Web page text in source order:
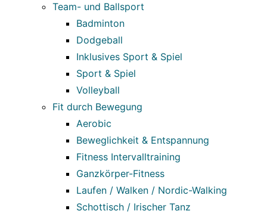
Team- und Ballsport
Badminton
Dodgeball
Inklusives Sport & Spiel
Sport & Spiel
Volleyball
Fit durch Bewegung
Aerobic
Beweglichkeit & Entspannung
Fitness Intervalltraining
Ganzkörper-Fitness
Laufen / Walken / Nordic-Walking
Schottisch / Irischer Tanz